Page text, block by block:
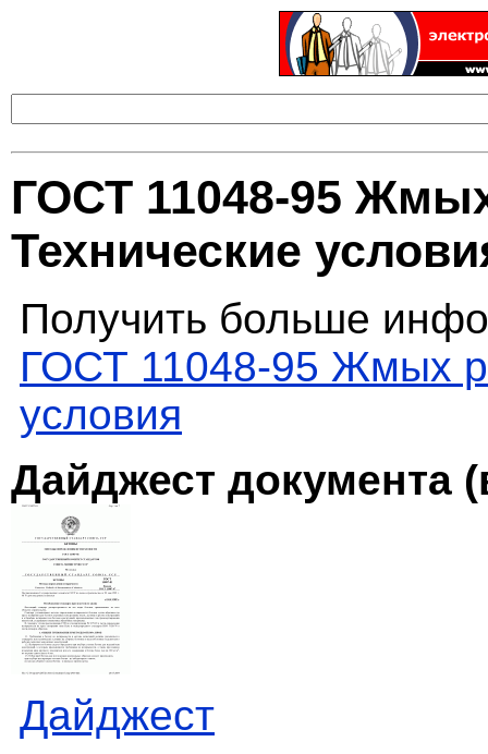
ГОСТ 11048-95
Технические
Получить больше
ГОСТ 11048-95 Жмых
условия
Дайджест документа
Дайджест